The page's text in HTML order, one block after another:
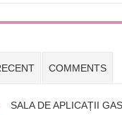
COMMENTS
SALA DE APLICAȚII